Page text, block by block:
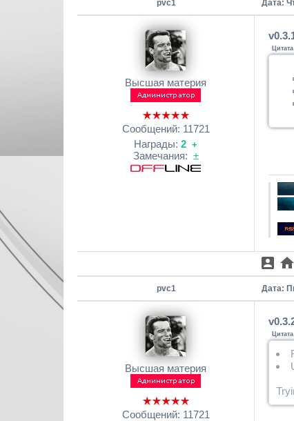
pvc1 Дата:
Высшая материя
Сообщений: 11721
Награды: 2 +
Замечания: ±
Цитата
pvc1 Дата:
Высшая материя
Сообщений: 11721
Цитата